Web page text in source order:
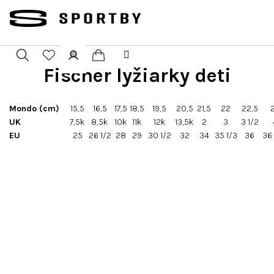
obsah
Hledat PřihlášeníNákupní
košík
Fischer lyžiarky deti
Mondo (cm) 15,5 16,5 17,5 18,5 19,5 20,5 21,5 22 22,5
UK
7,5k 8,5k 10k 11k 12k 13,5k 2 3 3 1/2
EU
25 26 1/2 28 29 30 1/2 32 34 35 1/3 36